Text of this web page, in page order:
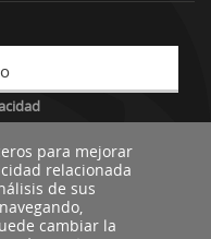
o promociones.
para mejorar
relacionada
de sus
cambiar la